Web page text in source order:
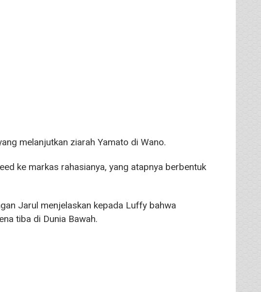
melanjutkan ziarah Yamato di Wano.
​​ke markas rahasianya, yang atapnya berbentuk
Jarul menjelaskan kepada Luffy bahwa
tiba di Dunia Bawah.